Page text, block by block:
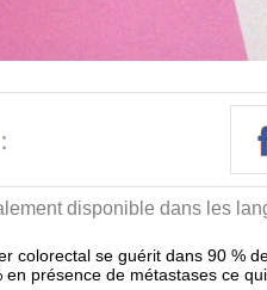
disponible dans les
colorectal se guérit dans 90 %
en présence de métastases ce